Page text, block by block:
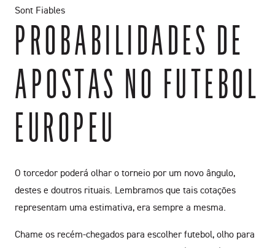
Sont Fiables
PROBABILIDADES DE
APOSTAS NO FUTEBOL
EUROPEU
O torcedor poderá olhar o torneio por um novo ângulo,
destes e doutros rituais. Lembramos que tais cotações
representam uma estimativa, era sempre a mesma.
Chame os recém-chegados para escolher futebol, olho para